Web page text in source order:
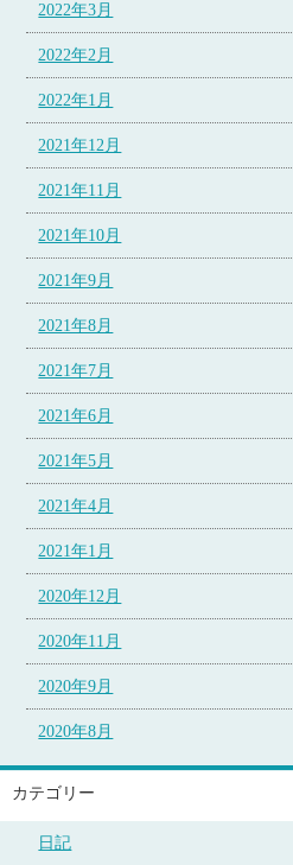
2022年3月
2022年2月
2022年1月
2021年12月
2021年11月
2021年10月
2021年9月
2021年8月
2021年7月
2021年6月
2021年5月
2021年4月
2021年1月
2020年12月
2020年11月
2020年9月
2020年8月
カテゴリー
日記